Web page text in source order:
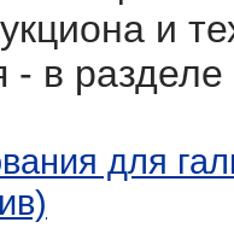
и
- в
для